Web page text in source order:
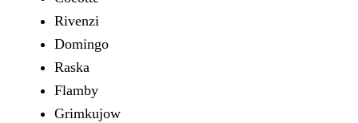
Rivenzi
Domingo
Raska
Flamby
Grimkujow